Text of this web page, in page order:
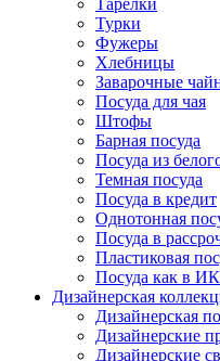
Тарелки
Турки
Фужеры
Хлебницы
Заварочные
Посуда для чая
Штофы
Барная посуда
Посуда из
Темная посуда
Посуда в кредит
Однотонная
Посуда в
Пластиковая
Посуда как в
Дизайнерская
Дизайнерская
Дизайнерские
Дизайнерские